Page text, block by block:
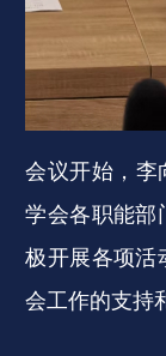
会议开始，李
学会各职能部
极开展各项活
会工作的支持